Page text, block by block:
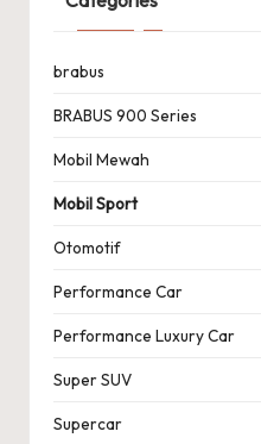
brabus
BRABUS 900 Series
Mobil Mewah
Mobil Sport
Otomotif
Performance Car
Performance Luxury Car
Super SUV
Supercar